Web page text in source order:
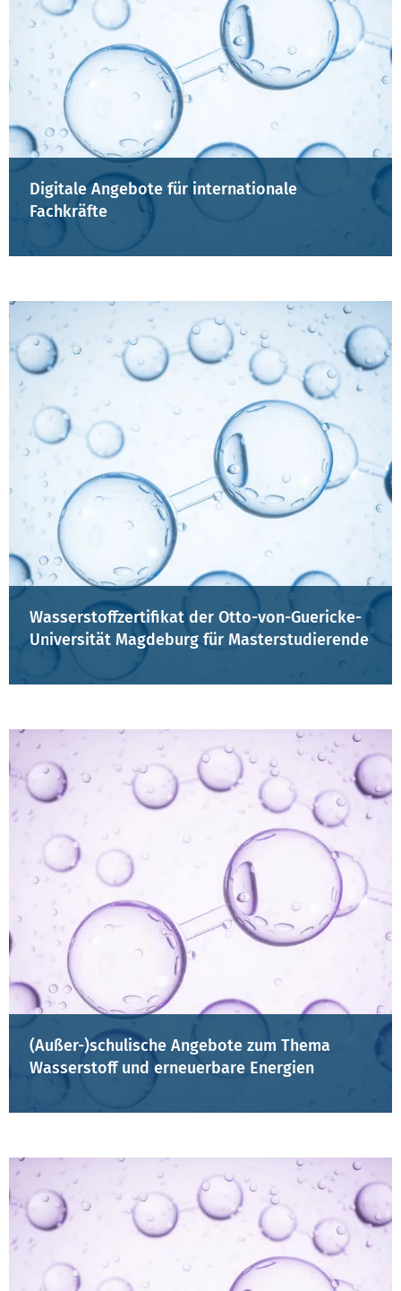
Digitale Angebote für internationale
Fachkräfte
Wasserstoffzertifikat der Otto-von-Guericke-
Universität Magdeburg für Masterstudierende
(Außer-)schulische Angebote zum Thema
Wasserstoff und erneuerbare Energien